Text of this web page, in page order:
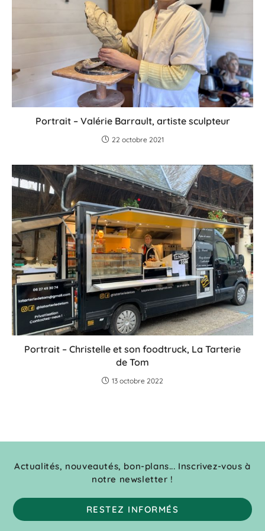
Portrait – Valérie Barrault, artiste sculpteur
22 octobre 2021
Portrait – Christelle et son foodtruck, La Tarterie
de Tom
13 octobre 2022
Actualités, nouveautés, bon-plans... Inscrivez-vous à
notre newsletter !
RESTEZ INFORMÉS